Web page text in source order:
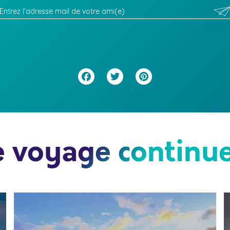
Facebook
Twitter
voyage